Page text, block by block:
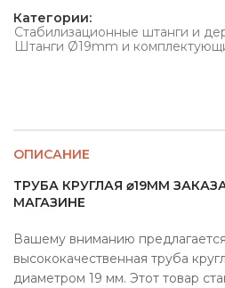
Категории:
Стабилизационные штанги и
Штанги Ø19mm и
ОПИСАНИЕ
ТРУБА КРУГЛАЯ ⌀19ММ
МАГАЗИНЕ
Вашему вниманию предлагается
высококачественная труба
диаметром 19 мм. Этот товар